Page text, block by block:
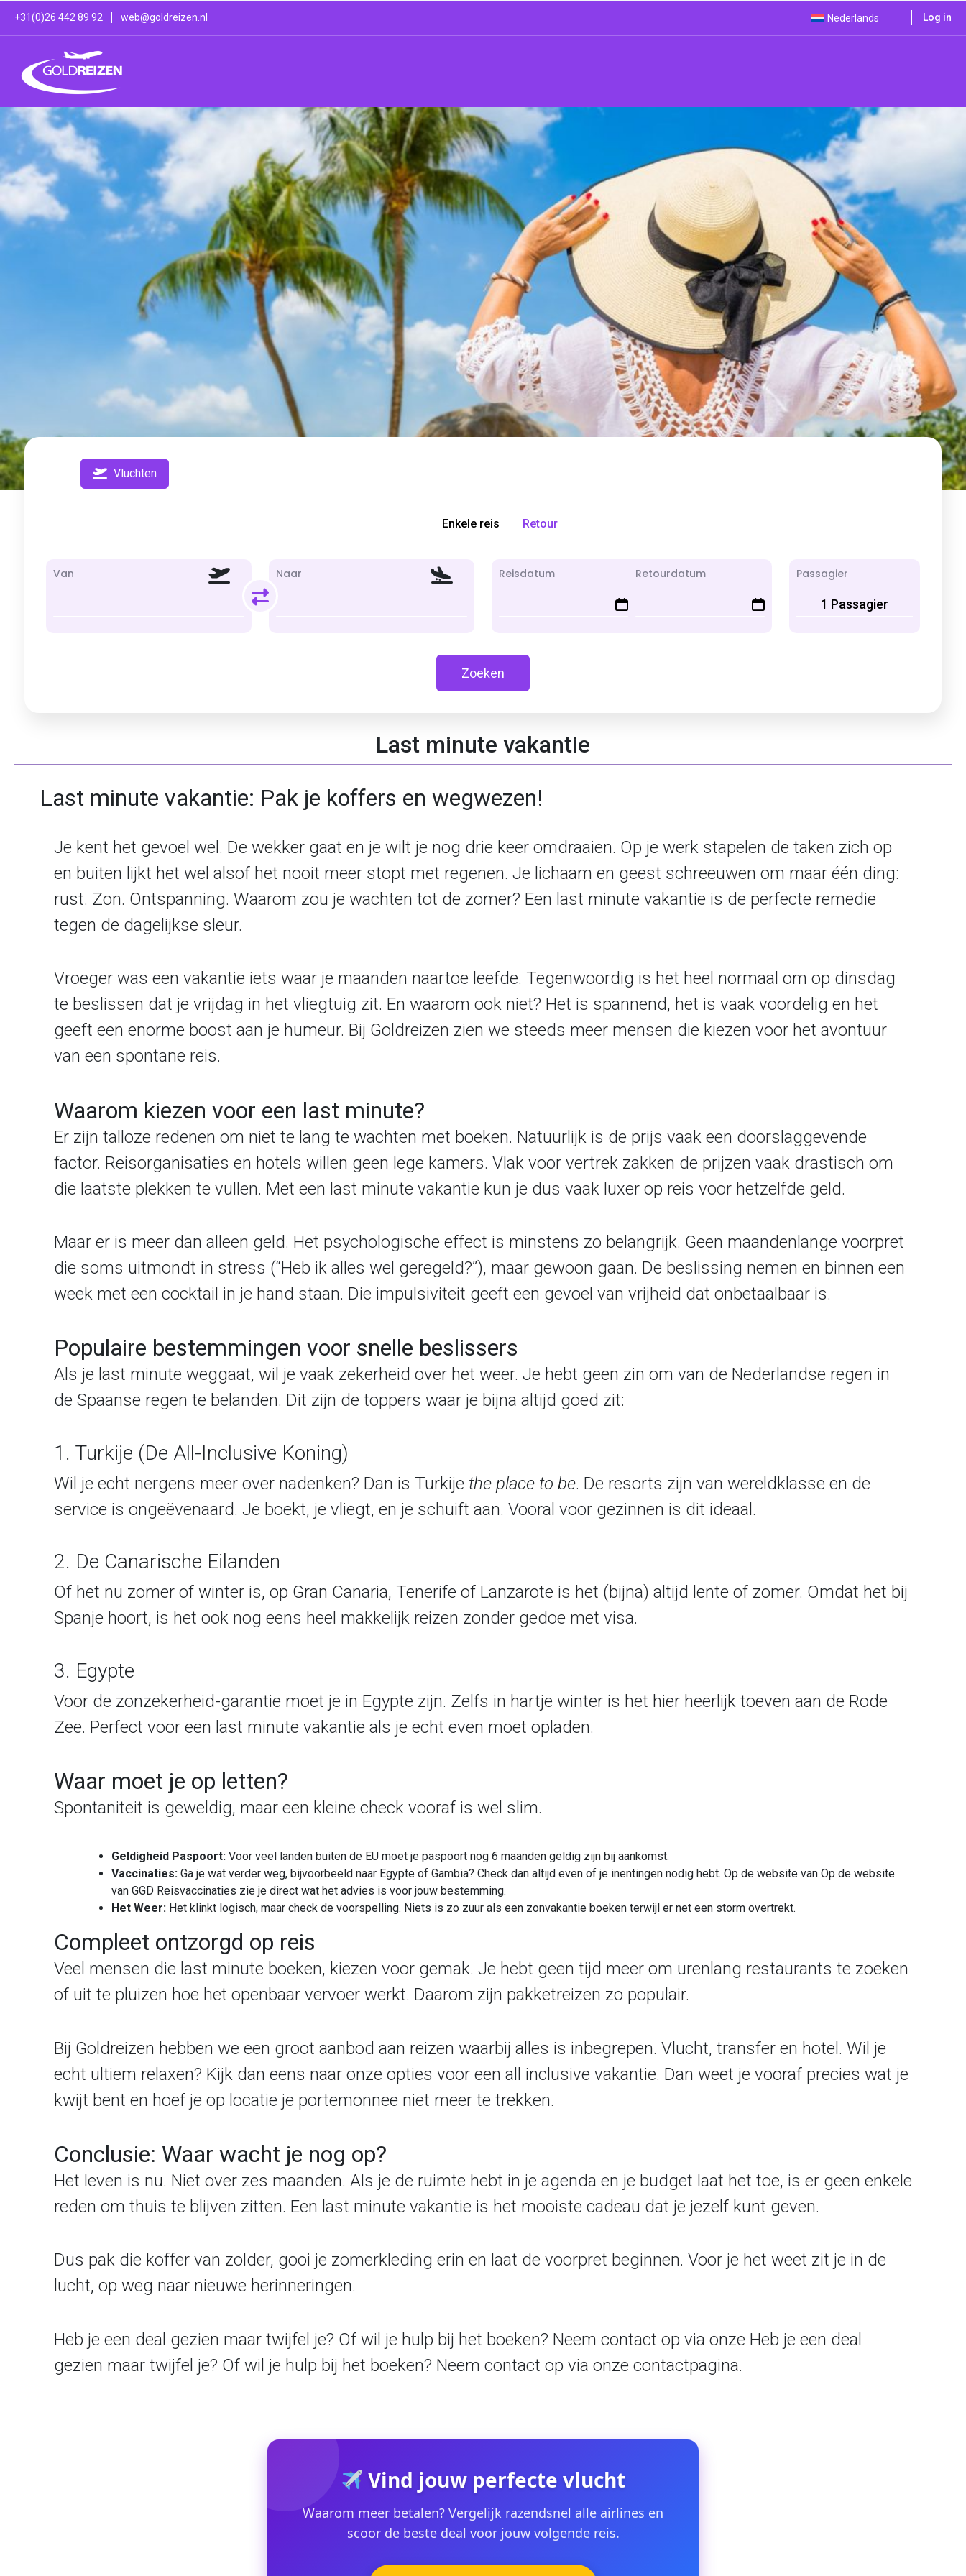
naar
+31(0)26 442 89 92 web@goldreizen.nl Nederlands Log in
Vluchten
Enkele reis Retour
Van Naar Reisdatum Retourdatum Passagier
1 Passagier
Zoeken
Last minute vakantie
Last minute vakantie: Pak je koffers en wegwezen!
Je kent het gevoel wel. De wekker gaat en je wilt je nog drie keer omdraaien. Op je werk stapelen de taken zich op
en buiten lijkt het wel alsof het nooit meer stopt met regenen. Je lichaam en geest schreeuwen om maar één ding:
rust. Zon. Ontspanning. Waarom zou je wachten tot de zomer? Een last minute vakantie is de perfecte remedie
tegen de dagelijkse sleur.
Vroeger was een vakantie iets waar je maanden naartoe leefde. Tegenwoordig is het heel normaal om op dinsdag
te beslissen dat je vrijdag in het vliegtuig zit. En waarom ook niet? Het is spannend, het is vaak voordelig en het
geeft een enorme boost aan je humeur. Bij Goldreizen zien we steeds meer mensen die kiezen voor het avontuur
van een spontane reis.
Waarom kiezen voor een last minute?
Er zijn talloze redenen om niet te lang te wachten met boeken. Natuurlijk is de prijs vaak een doorslaggevende
factor. Reisorganisaties en hotels willen geen lege kamers. Vlak voor vertrek zakken de prijzen vaak drastisch om
die laatste plekken te vullen. Met een last minute vakantie kun je dus vaak luxer op reis voor hetzelfde geld.
Maar er is meer dan alleen geld. Het psychologische effect is minstens zo belangrijk. Geen maandenlange voorpret
die soms uitmondt in stress (“Heb ik alles wel geregeld?”), maar gewoon gaan. De beslissing nemen en binnen een
week met een cocktail in je hand staan. Die impulsiviteit geeft een gevoel van vrijheid dat onbetaalbaar is.
Populaire bestemmingen voor snelle beslissers
Als je last minute weggaat, wil je vaak zekerheid over het weer. Je hebt geen zin om van de Nederlandse regen in
de Spaanse regen te belanden. Dit zijn de toppers waar je bijna altijd goed zit:
1. Turkije (De All-Inclusive Koning)
Wil je echt nergens meer over nadenken? Dan is Turkije the place to be. De resorts zijn van wereldklasse en de
service is ongeëvenaard. Je boekt, je vliegt, en je schuift aan. Vooral voor gezinnen is dit ideaal.
2. De Canarische Eilanden
Of het nu zomer of winter is, op Gran Canaria, Tenerife of Lanzarote is het (bijna) altijd lente of zomer. Omdat het bij
Spanje hoort, is het ook nog eens heel makkelijk reizen zonder gedoe met visa.
3. Egypte
Voor de zonzekerheid-garantie moet je in Egypte zijn. Zelfs in hartje winter is het hier heerlijk toeven aan de Rode
Zee. Perfect voor een last minute vakantie als je echt even moet opladen.
Waar moet je op letten?
Spontaniteit is geweldig, maar een kleine check vooraf is wel slim.
Geldigheid Paspoort: Voor veel landen buiten de EU moet je paspoort nog 6 maanden geldig zijn bij aankomst.
Vaccinaties: Ga je wat verder weg, bijvoorbeeld naar Egypte of Gambia? Check dan altijd even of je inentingen nodig hebt. Op de website van Op de website
van GGD Reisvaccinaties zie je direct wat het advies is voor jouw bestemming.
Het Weer: Het klinkt logisch, maar check de voorspelling. Niets is zo zuur als een zonvakantie boeken terwijl er net een storm overtrekt.
Compleet ontzorgd op reis
Veel mensen die last minute boeken, kiezen voor gemak. Je hebt geen tijd meer om urenlang restaurants te zoeken
of uit te pluizen hoe het openbaar vervoer werkt. Daarom zijn pakketreizen zo populair.
Bij Goldreizen hebben we een groot aanbod aan reizen waarbij alles is inbegrepen. Vlucht, transfer en hotel. Wil je
echt ultiem relaxen? Kijk dan eens naar onze opties voor een all inclusive vakantie. Dan weet je vooraf precies wat je
kwijt bent en hoef je op locatie je portemonnee niet meer te trekken.
Conclusie: Waar wacht je nog op?
Het leven is nu. Niet over zes maanden. Als je de ruimte hebt in je agenda en je budget laat het toe, is er geen enkele
reden om thuis te blijven zitten. Een last minute vakantie is het mooiste cadeau dat je jezelf kunt geven.
Dus pak die koffer van zolder, gooi je zomerkleding erin en laat de voorpret beginnen. Voor je het weet zit je in de
lucht, op weg naar nieuwe herinneringen.
Heb je een deal gezien maar twijfel je? Of wil je hulp bij het boeken? Neem contact op via onze Heb je een deal
gezien maar twijfel je? Of wil je hulp bij het boeken? Neem contact op via onze contactpagina.
Vind jouw perfecte vlucht
Waarom meer betalen? Vergelijk razendsnel alle airlines en
scoor de beste deal voor jouw volgende reis.